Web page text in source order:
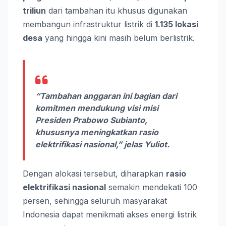
triliun dari tambahan itu khusus digunakan
membangun infrastruktur listrik di 1.135 lokasi
desa yang hingga kini masih belum berlistrik.
“Tambahan anggaran ini bagian dari
komitmen mendukung visi misi
Presiden Prabowo Subianto,
khususnya meningkatkan rasio
elektrifikasi nasional,” jelas Yuliot.
Dengan alokasi tersebut, diharapkan rasio
elektrifikasi nasional semakin mendekati 100
persen, sehingga seluruh masyarakat
Indonesia dapat menikmati akses energi listrik